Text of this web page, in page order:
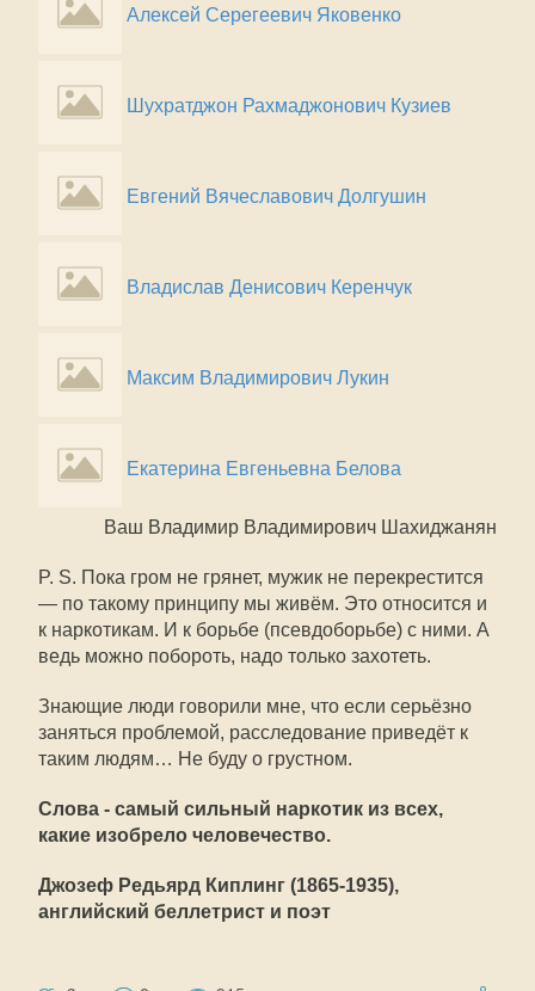
Алексей Серегеевич Яковенко
Шухратджон Рахмаджонович Кузиев
Евгений Вячеславович Долгушин
Владислав Денисович Керенчук
Максим Владимирович Лукин
Екатерина Евгеньевна Белова
Ваш Владимир Владимирович Шахиджанян
P. S. Пока гром не грянет, мужик не перекрестится
— по такому принципу мы живём. Это относится и
к наркотикам. И к борьбе (псевдоборьбе) с ними. А
ведь можно побороть, надо только захотеть.
Знающие люди говорили мне, что если серьёзно
заняться проблемой, расследование приведёт к
таким людям… Не буду о грустном.
Слова - самый сильный наркотик из всех,
какие изобрело человечество.
Джозеф Редьярд Киплинг (1865-1935),
английский беллетрист и поэт